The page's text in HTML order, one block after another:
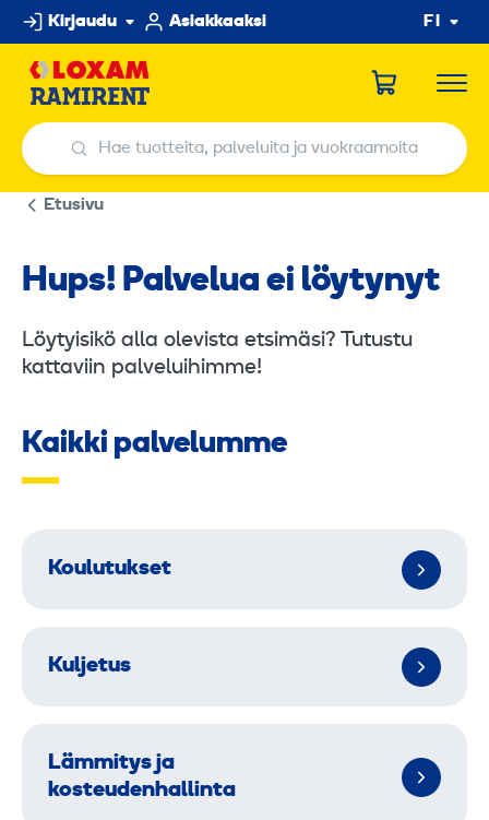
Hyppää
sisältöön
Kirjaudu Asiakkaaksi FI
Hae tuotteita, palveluita ja vuokraamoita
Hae tuotteita, palveluita ja vuokraamoita
Etusivu
Hups! Palvelua ei löytynyt
Löytyisikö alla olevista etsimäsi? Tutustu
kattaviin palveluihimme!
Kaikki palvelumme
Koulutukset
Kuljetus
Lämmitys ja
kosteudenhallinta